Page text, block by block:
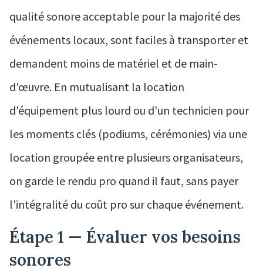
qualité sonore acceptable pour la majorité des
événements locaux, sont faciles à transporter et
demandent moins de matériel et de main-
d'œuvre. En mutualisant la location
d'équipement plus lourd ou d'un technicien pour
les moments clés (podiums, cérémonies) via une
location groupée entre plusieurs organisateurs,
on garde le rendu pro quand il faut, sans payer
l'intégralité du coût pro sur chaque événement.
Étape 1 — Évaluer vos besoins
sonores